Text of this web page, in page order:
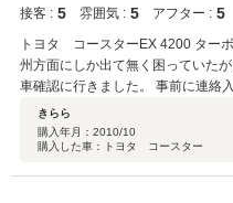
接客 : 5 雰囲気 : 5 アフター : 5
トヨタ コースターEX 4200 ター
州方面にしか出て無く困っていた
車確認に行きました。 事前に連絡
乗もさせてもらって最後に価格も
さらに金沢へサービスで陸送して
て車庫に帰った。それから半月く
きらら
購入年月： 2010/10
購入した車：トヨタ コースター